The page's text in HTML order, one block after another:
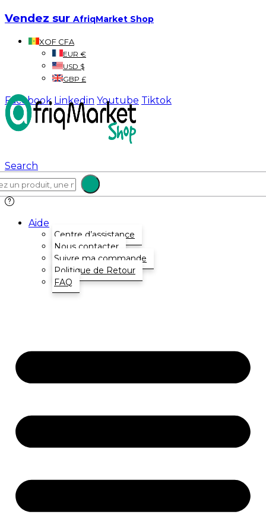
Vendez sur AfriqMarket Shop
XOF CFA
EUR €
USD $
GBP £
Facebook Linkedin Youtube Tiktok
Search
Aide
Centre d’assistance
Nous contacter
Suivre ma commande
Politique de Retour
FAQ